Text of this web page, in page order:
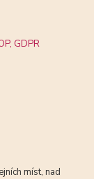
GDPR
míst, nad